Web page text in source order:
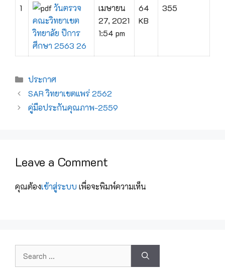
1
วันตรวจ
คณะวิทยาเขต
วิทยาลัย ปีการ
ศึกษา 2563 26
เมษายน
27, 2021
1:54 pm
64
KB
355
ประกาศ
SAR วิทยาเขตแพร่ 2562
คู่มือประกันคุณภาพ-2559
Leave a Comment
คุณต้องเข้าสู่ระบบ เพื่อจะพิมพ์ความเห็น